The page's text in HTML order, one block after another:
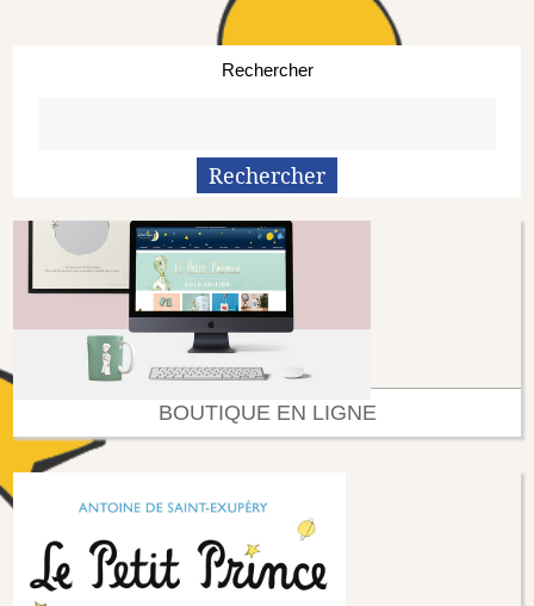
Rechercher
BOUTIQUE EN LIGNE